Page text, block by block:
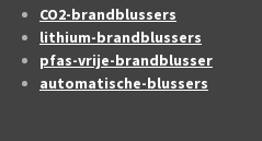
CO2-brandblussers
lithium-brandblussers
pfas-vrije-brandblusser
automatische-blussers